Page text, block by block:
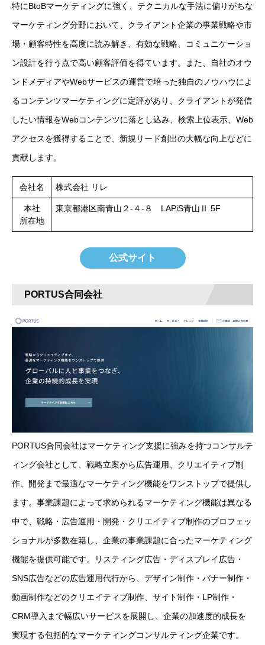
特にBtoBマーケティングに強く、テクニカルな手法に偏りがちな
マーケティング分野において、クライアント企業の事業戦略や市
場・顧客特性を高度に読み解き、有効な戦略、コミュニケーショ
ン設計を行う点で高い顧客評価を得ています。また、自社のオウ
ンドメディアやWebサービスの運営で培った独自のノウハウによ
るコンテンツマーケティングに定評があり、クライアントが発信
したい情報をWebコンテンツに落とし込み、検索上位表示、Web
アクセスを獲得することで、新規リード創出の大幅な向上などに
貢献します。
会社名 株式会社 リレ
本社
所在地
東京都港区南青山２-４-８ LAPiS青山Ⅱ 5F
公式サイト
PORTUS合同会社
PORTUS合同会社はマーケティング支援に強みを持つコンサルテ
ィング会社として、戦略立案から広告運用、クリエイティブ制
作、開発まで最適なマーケティング機能をワンストップで提供し
ます。事業課題によって求められるマーケティング機能は異なる
中で、戦略・広告運用・開発・クリエイティブ制作のプロフェッ
ショナルが多数在籍し、企業の事業課題に合ったマーケティング
機能を提供可能です。リスティング広告・ディスプレイ広告・
SNS広告などの広告運用代行から、デザイン制作・バナー制作・
動画制作などのクリエイティブ制作、サイト制作・LP制作・
CRM導入まで幅広いサービスを展開し、企業の加速度的成長を
実現する包括的なマーケティングコンサルティング企業です。